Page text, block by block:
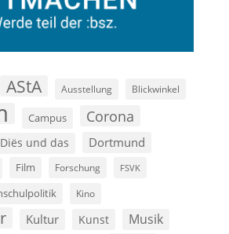
AStA Ausstellung Blickwinkel
Campus Corona
Diës und das Dortmund
Film Forschung FSVK
Kino
Kultur Kunst Musik